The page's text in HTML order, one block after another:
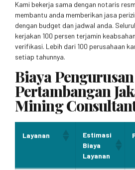
Kami bekerja sama dengan notaris
membantu anda memberikan jasa
dengan budget dan jadwal anda.
kerjakan 100 persen terjamin
verifikasi. Lebih dari 100 perusahaan
setiap tahunnya.
Biaya
Pertambangan
Mining
Layanan
Estimasi
Biaya
Layanan